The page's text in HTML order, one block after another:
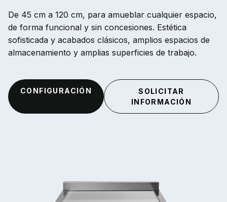
De 45 cm a 120 cm, para amueblar cualquier espacio,
de forma funcional y sin concesiones. Estética
sofisticada y acabados clásicos, amplios espacios de
almacenamiento y amplias superficies de trabajo.
CONFIGURACIÓN
SOLICITAR
INFORMACIÓN